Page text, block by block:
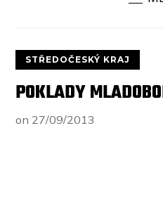
STŘEDOČESKÝ KRAJ
POKLADY
on 27/09/2013